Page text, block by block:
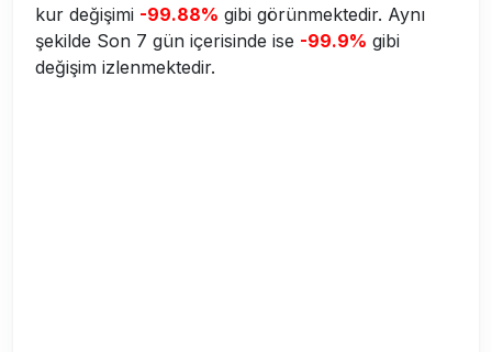
kur değişimi -99.88% gibi görünmektedir. Aynı
şekilde Son 7 gün içerisinde ise -99.9% gibi
değişim izlenmektedir.